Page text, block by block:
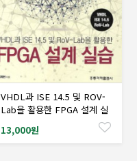
샘플도서신청
VHDL과 ISE 14.5 및 ROV-
Lab을 활용한 FPGA 설계 실
13,000원